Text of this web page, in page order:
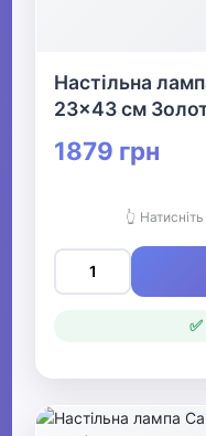
Настільна
23x43 см
1879 грн
👆